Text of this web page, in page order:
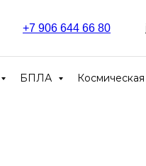
+7 906 644 66 80
БПЛА